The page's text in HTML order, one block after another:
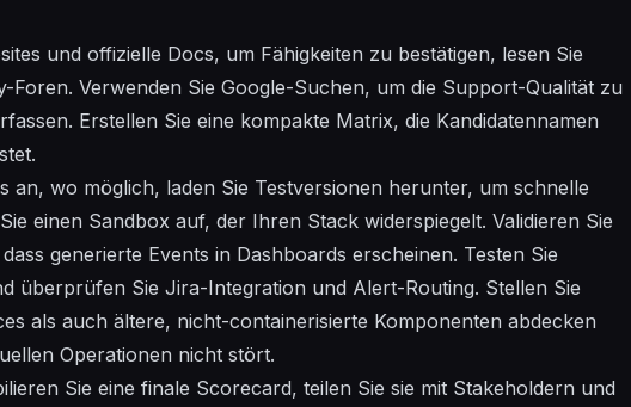
und offizielle Docs, um Fähigkeiten zu bestätigen, lesen Sie
Foren. Verwenden Sie Google-Suchen, um die Support-Qualität zu
Erstellen Sie eine kompakte Matrix, die Kandidatennamen
an, wo möglich, laden Sie Testversionen herunter, um schnelle
einen Sandbox auf, der Ihren Stack widerspiegelt. Validieren Sie
generierte Events in Dashboards erscheinen. Testen Sie
überprüfen Sie Jira-Integration und Alert-Routing. Stellen Sie
als auch ältere, nicht-containerisierte Komponenten abdecken
Operationen nicht stört.
Sie eine finale Scorecard, teilen Sie sie mit Stakeholdern und